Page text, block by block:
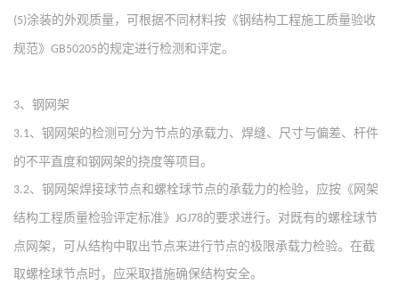
(5)涂装的外观质量，可根据不同材料按《钢结构工程施工质量验收
规范》 GB50205的规定进行检测和评定。
3、钢网架
3.1、钢网架的检测可分为节点的承载力、焊缝、尺寸与偏差、杆件
的不平直度和钢网架的挠度等项目。
3.2、钢网架焊接球节点和螺栓球节点的承载力的检验，应按《网架
结构工程质量检验评定标准》 JGJ78的要求进行。对既有的螺栓球节
点网架，可从结构中取出节点来进行节点的极限承载力检验。在截
取螺栓球节点时，应采取措施确保结构安全。